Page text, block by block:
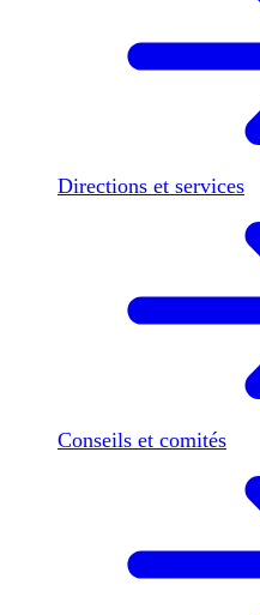
Directions et services
Conseils et comités